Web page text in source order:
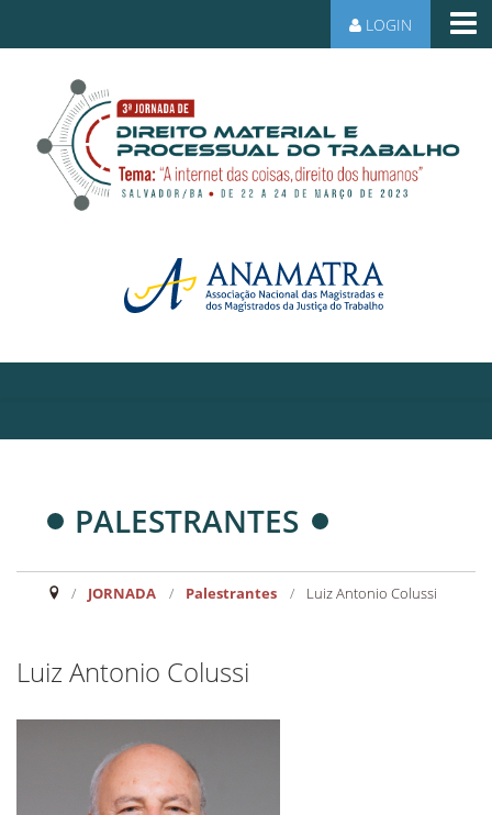
LOGIN
PALESTRANTES
JORNADA Palestrantes Luiz Antonio Colussi
Luiz Antonio Colussi